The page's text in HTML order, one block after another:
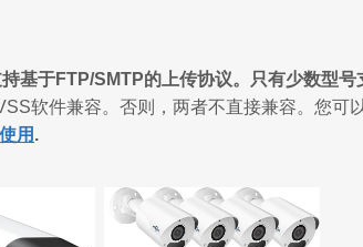
基于FTP/SMTP的上传协议。只有少数型号
软件兼容。否则，两者不直接兼容。您可
用 .